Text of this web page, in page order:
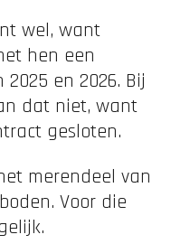
wel, want
hen een
en 2026. Bij
dat niet, want
gesloten.
merendeel van
Voor die